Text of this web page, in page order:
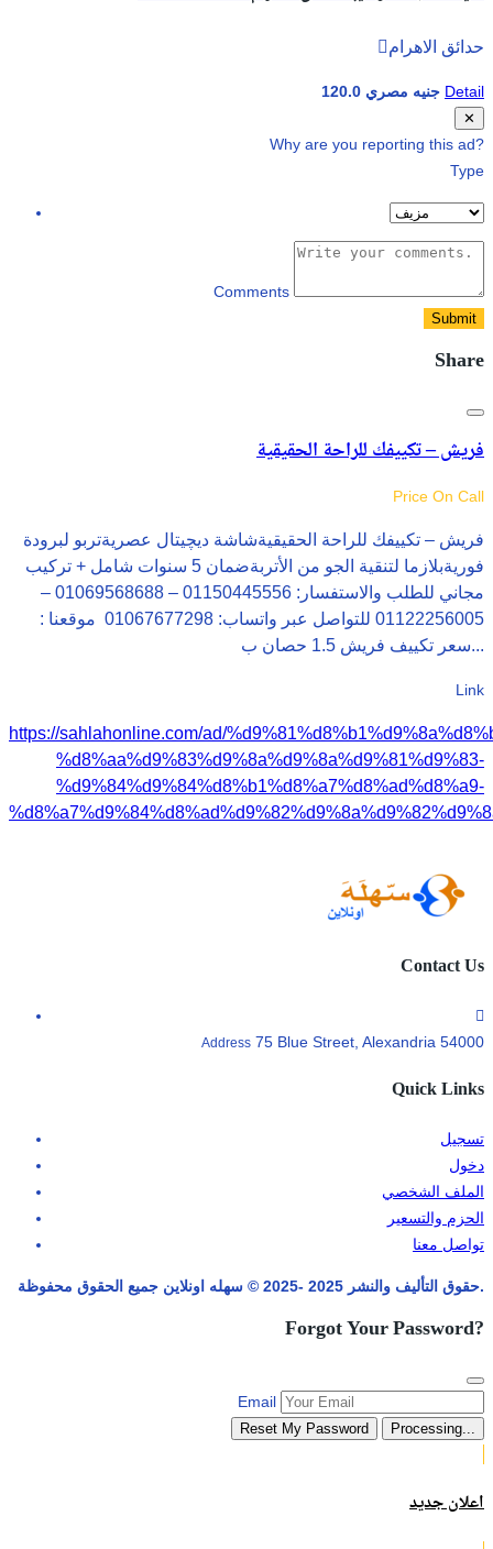
حدائق الاهرام
120.0 جنيه مصري Detail
✕
Why are you reporting this ad?
Type
Comments
Submit
Share
فريش – تكييفك للراحة الحقيقية
Price On Call
فريش – تكييفك للراحة الحقيقيةشاشة ديچيتال عصريةتربو لبرودة
فوريةبلازما لتنقية الجو من الأتربةضمان 5 سنوات شامل + تركيب
مجاني للطلب والاستفسار: 01150445556 – 01069568688 –
01122256005 للتواصل عبر واتساب: 01067677298 موقعنا :
سعر تكييف فريش 1.5 حصان ب...
Link
https://sahlahonline.com/ad/
%d8%aa%d9%83%d9%8a%d9%8a%d9%81%d9%83-
%d9%84%d9%84%d8%b1%d8%a7%d8%ad%d8%a9-
Contact Us
Address 75 Blue Street, Alexandria 54000
Quick Links
تسجيل
دخول
الملف الشخصي
الحزم والتسعير
تواصل معنا
حقوق التأليف والنشر 2025 -2025 © سهله اونلاين جميع الحقوق محفوظة.
Forgot Your Password?
Email
Reset My Password Processing...
اعلان جديد